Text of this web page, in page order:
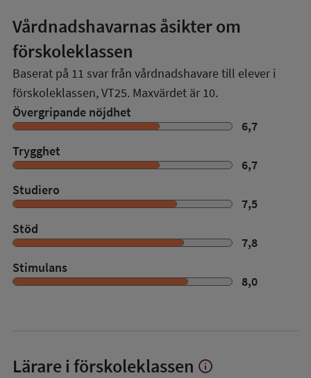
Vårdnadshavarnas åsikter om
förskoleklassen
Baserat på 11 svar från vårdnadshavare till elever i
förskoleklassen,VT25. Maxvärdet är 10.
Övergripande nöjdhet
6,7
Trygghet
6,7
Studiero
7,5
Stöd
7,8
Stimulans
8,0
Lärare i förskoleklassen Visa
info